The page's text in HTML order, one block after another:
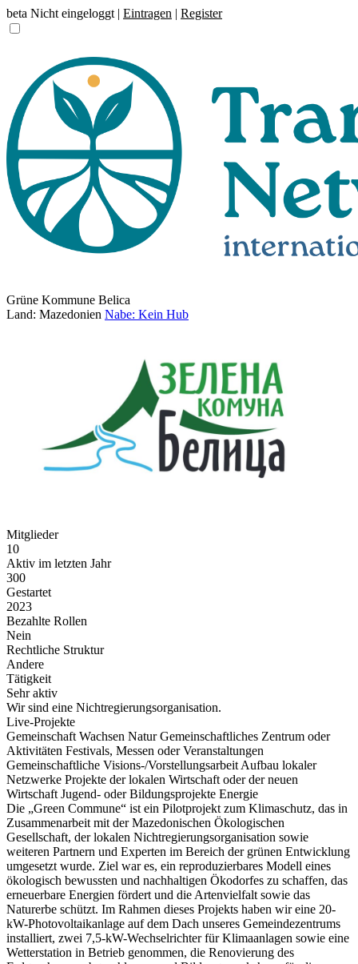
beta Nicht eingeloggt | Eintragen | Register
Grüne Kommune Belica
Land: Mazedonien Nabe: Kein Hub
Mitglieder
10
Aktiv im letzten Jahr
300
Gestartet
2023
Bezahlte Rollen
Nein
Rechtliche Struktur
Andere
Tätigkeit
Sehr aktiv
Wir sind eine Nichtregierungsorganisation.
Live-Projekte
Gemeinschaft Wachsen Natur Gemeinschaftliches Zentrum oder
Aktivitäten Festivals, Messen oder Veranstaltungen
Gemeinschaftliche Visions-/Vorstellungsarbeit Aufbau lokaler
Netzwerke Projekte der lokalen Wirtschaft oder der neuen
Wirtschaft Jugend- oder Bildungsprojekte Energie
Die „Green Commune“ ist ein Pilotprojekt zum Klimaschutz, das in
Zusammenarbeit mit der Mazedonischen Ökologischen
Gesellschaft, der lokalen Nichtregierungsorganisation sowie
weiteren Partnern und Experten im Bereich der grünen Entwicklung
umgesetzt wurde. Ziel war es, ein reproduzierbares Modell eines
ökologisch bewussten und nachhaltigen Ökodorfes zu schaffen, das
erneuerbare Energien fördert und die Artenvielfalt sowie das
Naturerbe schützt. Im Rahmen dieses Projekts haben wir eine 20-
kW-Photovoltaikanlage auf dem Dach unseres Gemeindezentrums
installiert, zwei 7,5-kW-Wechselrichter für Klimaanlagen sowie eine
Wetterstation in Betrieb genommen, die Renovierung des